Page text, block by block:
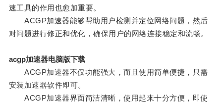
速工具的作用也愈加重要。
ACGP加速器能够帮助用户检测并定位网络问题，然后
对问题进行修正和优化，确保用户的网络连接稳定和流畅。
acgp加速器电脑版下载
ACGP加速器不仅功能强大，而且使用简单便捷，只需
安装加速器软件即可。
ACGP加速器界面简洁清晰，使用起来十分方便，即使